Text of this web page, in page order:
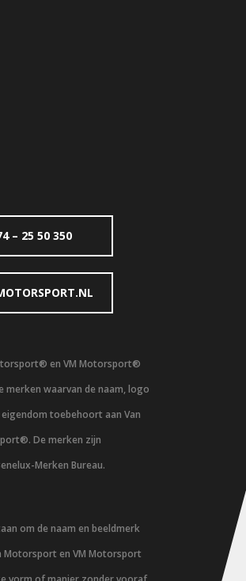
– 25 50 350
en VM Motorsport®
merken waarvan de naam, logo
toebehoort aan Van
De merken zijn
Merken Bureau.
om de naam en beeldmerk
Motorsport en VM Motorsport